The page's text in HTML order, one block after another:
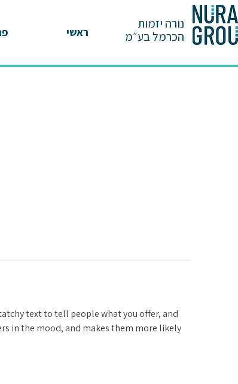
ראשי
נורה יזמות
הכרמל בע״מ
text to tell people what you offer, and
in the mood, and makes them more likely